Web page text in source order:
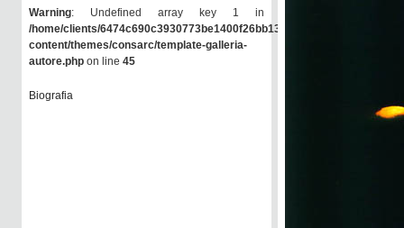
Warning: Undefined array key 1 in
/home/clients/6474c690c3930773be1400f26bb138e6/consarc/wp-
content/themes/consarc/template-galleria-
autore.php on line 45
Biografia